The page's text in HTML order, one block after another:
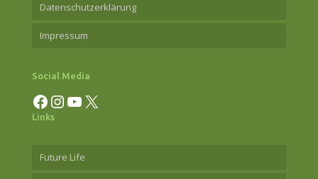
Datenschutzerklärung
Impressum
Social Media
Facebook InstagramYouTube X
Links
Future Life